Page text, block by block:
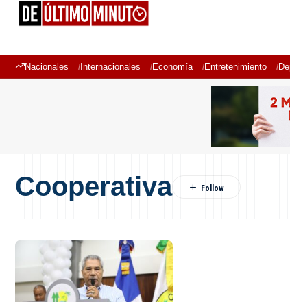
Nacionales Internacionales Economía Entretenimiento
Cooperativa